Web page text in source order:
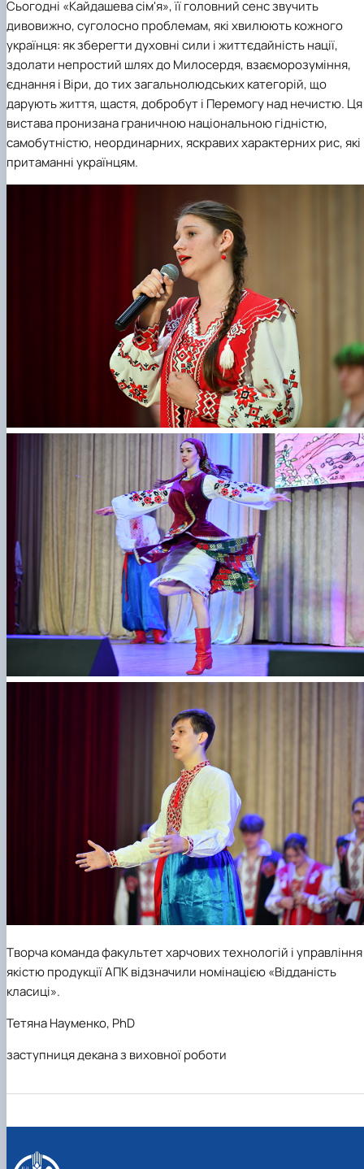
Сьогодні «Кайдашева сім'я», її головний сенс звучить
дивовижно, суголосно проблемам, які хвилюють кожного
українця: як зберегти духовні сили і життєдайність нації,
здолати непростий шлях до Милосердя, взаєморозуміння,
єднання і Віри, до тих загальнолюдських категорій, що
дарують життя, щастя, добробут і Перемогу над нечистю. Ця
вистава пронизана граничною національною гідністю,
самобутністю, неординарних, яскравих характерних рис, які
притаманні українцям.
Творча команда факультет харчових технологій і управління
якістю продукції АПК відзначили номінацією «Відданість
класиці».
Тетяна Науменко, PhD
заступниця декана з виховної роботи